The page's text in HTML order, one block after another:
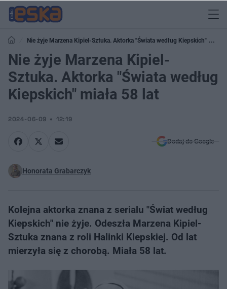
Nie żyje Marzena Kipiel-Sztuka. Aktorka "Świata według Kiepskich" miała
58 lat
Nie żyje Marzena Kipiel-
Sztuka. Aktorka "Świata według
Kiepskich" miała 58 lat
2024-06-09 12:19
Dodaj do Google
Honorata Grabarczyk
Kolejna aktorka znana z serialu "Świat według
Kiepskich" nie żyje. Odeszła Marzena Kipiel-
Sztuka znana z roli Halinki Kiepskiej. Od lat
mierzyła się z chorobą. Miała 58 lat.